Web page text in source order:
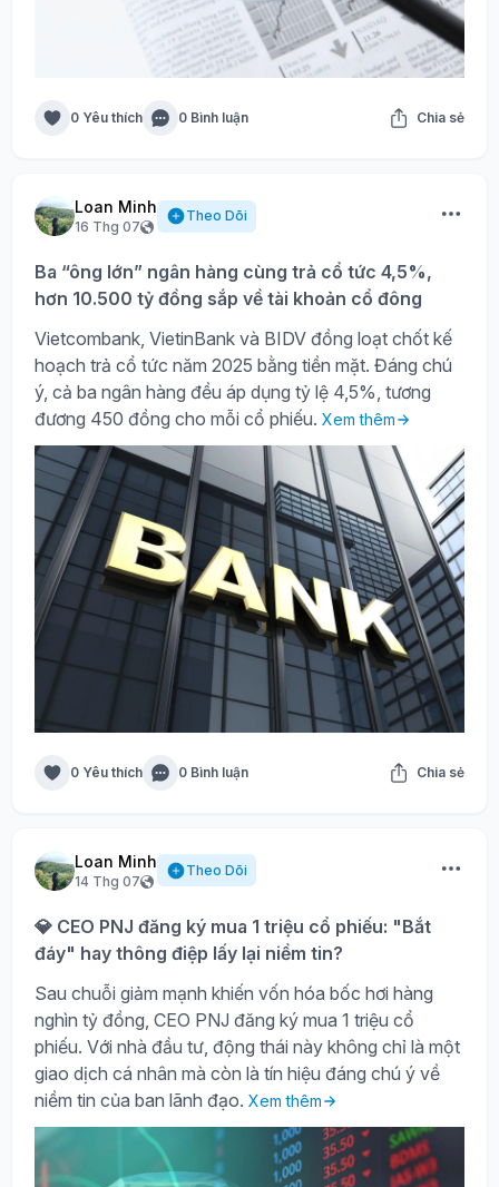
0 Yêu thích 0 Bình luận Chia sẻ
Loan Minh
16 Thg 07
Theo Dõi
Ba “ông lớn” ngân hàng cùng trả cổ tức 4,5%,
hơn 10.500 tỷ đồng sắp về tài khoản cổ đông
Vietcombank, VietinBank và BIDV đồng loạt chốt kế
hoạch trả cổ tức năm 2025 bằng tiền mặt. Đáng chú
ý, cả ba ngân hàng đều áp dụng tỷ lệ 4,5%, tương
đương 450 đồng cho mỗi cổ phiếu. Xem thêm
0 Yêu thích 0 Bình luận Chia sẻ
Loan Minh
14 Thg 07
Theo Dõi
💎 CEO PNJ đăng ký mua 1 triệu cổ phiếu: "Bắt
đáy" hay thông điệp lấy lại niềm tin?
Sau chuỗi giảm mạnh khiến vốn hóa bốc hơi hàng
nghìn tỷ đồng, CEO PNJ đăng ký mua 1 triệu cổ
phiếu. Với nhà đầu tư, động thái này không chỉ là một
giao dịch cá nhân mà còn là tín hiệu đáng chú ý về
niềm tin của ban lãnh đạo. Xem thêm